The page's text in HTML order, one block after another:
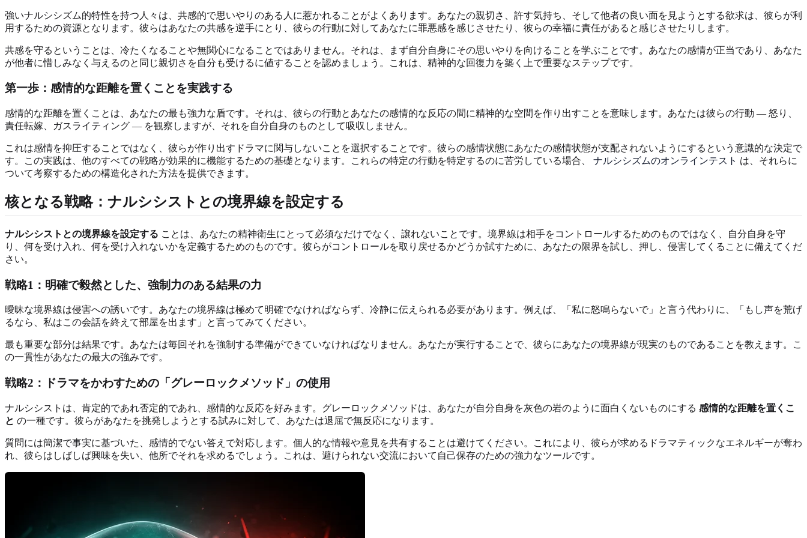
強いナルシシズム的特性を持つ人々は、共感的で思いやりのある人に惹かれることがよくあります。あなたの親切さ、許す気持ち、そして他者の良い面を見ようとする欲求は、彼らが利
用するための資源となります。彼らはあなたの共感を逆手にとり、彼らの行動に対してあなたに罪悪感を感じさせたり、彼らの幸福に責任があると感じさせたりします。
共感を守るということは、冷たくなることや無関心になることではありません。それは、まず自分自身にその思いやりを向けることを学ぶことです。あなたの感情が正当であり、あなた
が他者に惜しみなく与えるのと同じ親切さを自分も受けるに値することを認めましょう。これは、精神的な回復力を築く上で重要なステップです。
第一歩：感情的な距離を置くことを実践する
感情的な距離を置くことは、あなたの最も強力な盾です。それは、彼らの行動とあなたの感情的な反応の間に精神的な空間を作り出すことを意味します。あなたは彼らの行動 — 怒り、
責任転嫁、ガスライティング — を観察しますが、それを自分自身のものとして吸収しません。
これは感情を抑圧することではなく、彼らが作り出すドラマに関与しないことを選択することです。彼らの感情状態にあなたの感情状態が支配されないようにするという意識的な決定で
す。この実践は、他のすべての戦略が効果的に機能するための基礎となります。これらの特定の行動を特定するのに苦労している場合、 ナルシシズムのオンラインテスト は、それらに
ついて考察するための構造化された方法を提供できます。
核となる戦略：ナルシシストとの境界線を設定する
ナルシシストとの境界線を設定する ことは、あなたの精神衛生にとって必須なだけでなく、譲れないことです。境界線は相手をコントロールするためのものではなく、自分自身を守
り、何を受け入れ、何を受け入れないかを定義するためのものです。彼らがコントロールを取り戻せるかどうか試すために、あなたの限界を試し、押し、侵害してくることに備えてくだ
さい。
戦略1：明確で毅然とした、強制力のある結果の力
曖昧な境界線は侵害への誘いです。あなたの境界線は極めて明確でなければならず、冷静に伝えられる必要があります。例えば、「私に怒鳴らないで」と言う代わりに、「もし声を荒げ
るなら、私はこの会話を終えて部屋を出ます」と言ってみてください。
最も重要な部分は結果です。あなたは毎回それを強制する準備ができていなければなりません。あなたが実行することで、彼らにあなたの境界線が現実のものであることを教えます。こ
の一貫性があなたの最大の強みです。
戦略2：ドラマをかわすための「グレーロックメソッド」の使用
ナルシシストは、肯定的であれ否定的であれ、感情的な反応を好みます。グレーロックメソッドは、あなたが自分自身を灰色の岩のように面白くないものにする 感情的な距離を置くこ
と の一種です。彼らがあなたを挑発しようとする試みに対して、あなたは退屈で無反応になります。
質問には簡潔で事実に基づいた、感情的でない答えで対応します。個人的な情報や意見を共有することは避けてください。これにより、彼らが求めるドラマティックなエネルギーが奪わ
れ、彼らはしばしば興味を失い、他所でそれを求めるでしょう。これは、避けられない交流において自己保存のための強力なツールです。